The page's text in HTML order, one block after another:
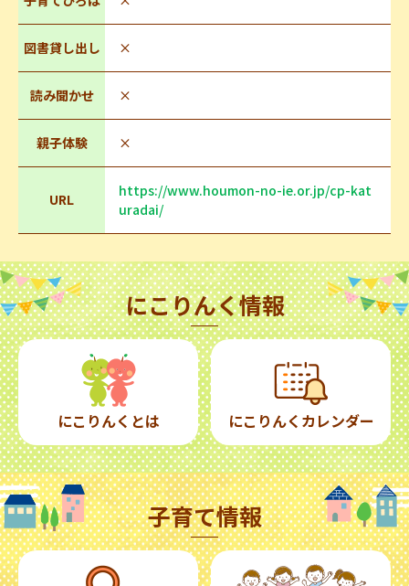
図書貸し出し ×
読み聞かせ ×
親子体験 ×
URL
https://www.houmon-no-ie.or.jp/cp-kat
uradai/
にこりんく情報
にこりんくとは にこりんくカレンダー
子育て情報